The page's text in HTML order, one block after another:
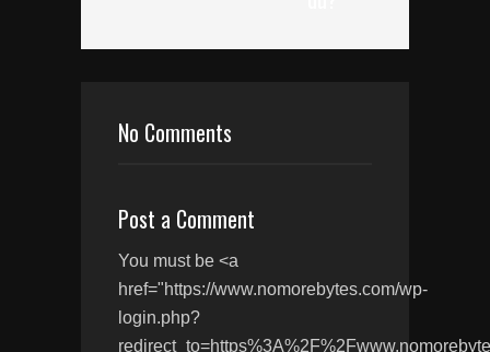
No Comments
Post a Comment
You must be <a
href="https://www.nomorebytes.com/wp-
login.php?